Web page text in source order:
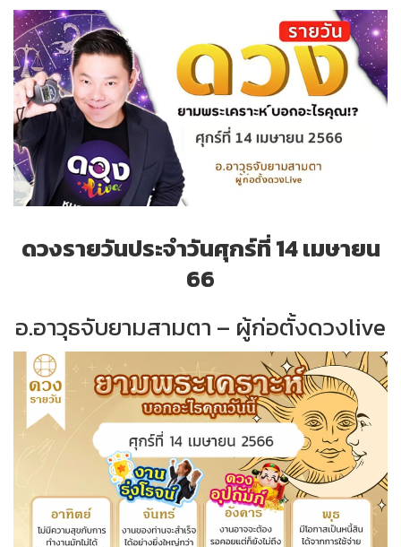
ดวงรายวันประจำวันศุกร์ที่ 14 เมษายน
66
อ.อาวุธจับยามสามตา – ผู้ก่อตั้งดวงlive